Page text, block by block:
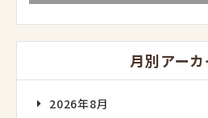
月別アー
2026年8月